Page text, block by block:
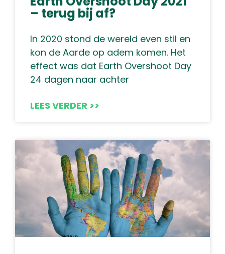
– terug bij af?
In 2020 stond de wereld even stil en
kon de Aarde op adem komen. Het
effect was dat Earth Overshoot Day
24 dagen naar achter
LEES VERDER >>